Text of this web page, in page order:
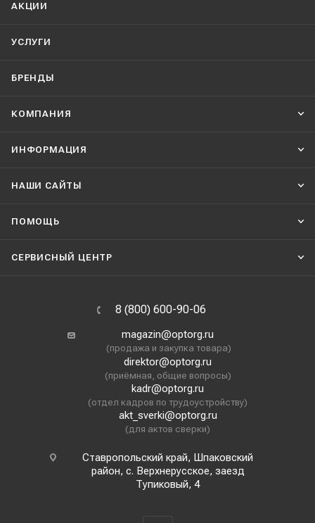
АКЦИИ
УСЛУГИ
БРЕНДЫ
КОМПАНИЯ
ИНФОРМАЦИЯ
НАШИ CАЙТЫ
ПОМОЩЬ
СЕРВИСНЫЙ ЦЕНТР
8 (800) 600-90-06
magazin@optorg.ru
(продажа и закупка товара)
direktor@optorg.ru
(приёмная, общие вопросы)
kadr@optorg.ru
(отдел кадров по трудоустройству)
akt_sverki@optorg.ru
(для актов сверки)
Ставропольский край, Шпаковский
район, с. Верхнерусское, заезд
Тупиковый, 4